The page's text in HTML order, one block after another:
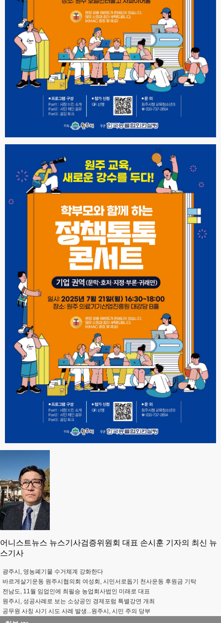
어니스트뉴스 뉴스기사검증위원회 대표 손시훈 기자의 최신 뉴
스기사
광주시, 영농폐기물 수거체계 강화한다
바르게살기운동 원주시협의회 여성회, 시민서로돕기 천사운동 후원금 기탁
전남도, 11월 임업인에 최필승 농업회사법인 미래로 대표
원주시, 성공사례로 보는 소상공인 경제포럼 특별강연 개최
공무원 사칭 사기 시도 사례 발생...원주시, 시민 주의 당부